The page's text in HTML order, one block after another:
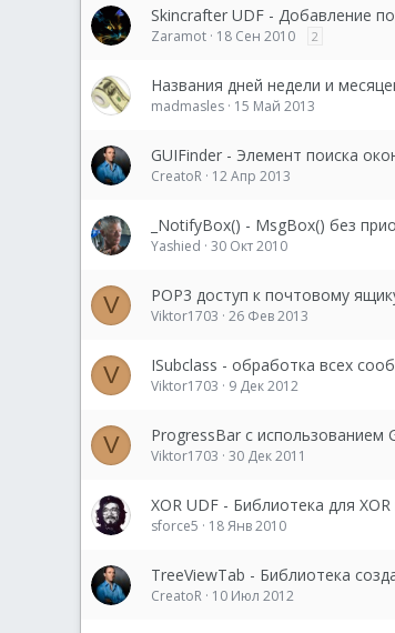
Skincrafter UDF - Добавление
Zaramot 18 Сен 2010 2
Названия дней недели и
madmasles 15 Май 2013
GUIFinder - Элемент поиска
CreatoR 12 Апр 2013
_NotifyBox() - MsgBox() без
Yashied 30 Окт 2010
V POP3 доступ к почтовому
Viktor1703 26 Фев 2013
V ISubclass - обработка всех
Viktor1703 9 Дек 2012
V ProgressBar с использованием
Viktor1703 30 Дек 2011
XOR UDF - Библиотека для
sforce5 18 Янв 2010
TreeViewTab - Библиотека
CreatoR 10 Июл 2012